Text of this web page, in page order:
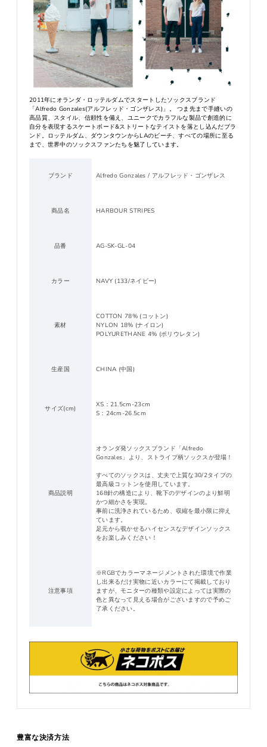
2011年にオランダ・ロッテルダムでスタートしたソックスブランド
「Alfredo Gonzales(アルフレッド・ゴンザレス)」。 つま先まで手縫いの
高品質、スタイル、信頼性を備え、ユニークでカラフルな製品で創造的に
自分を表現するスケートボード&ストリートなテイストを落とし込んだブラ
ンド。ロッテルダム、ダウンタウンからLAのビーチ、すべての場所に至る
まで、世界中のソックスファンたちを魅了しています。
ブランド Alfredo Gonzales / アルフレッド・ゴンザレス
商品名 HARBOUR STRIPES
品番 AG-SK-GL-04
カラー NAVY (133/ネイビー)
素材
COTTON 78% (コットン)
NYLON 18% (ナイロン)
POLYURETHANE 4% (ポリウレタン)
生産国 CHINA (中国)
サイズ(cm)
XS：21.5cm-23cm
S：24cm-26.5cm
商品説明
オランダ発ソックスブランド「Alfredo
Gonzales」より、ストライプ柄ソックスが登場！
すべてのソックスは、丈夫で上質な30/2タイプの
最高級コットンを使用しています。
168針の構造により、靴下のデザインのより鮮明
かつ細かさを実現。
事前に洗浄されているため、収縮を最小限に抑え
ています。
足元から覗かせるハイセンスなデザインソックス
をお楽しみください！
注意事項
※RGBでカラーマネージメントされた環境で作業
し出来るだけ実物に近いカラーにて掲載しており
ますが、モニターの種類や設定によっては実際の
色と異なって見える場合がございますので予めご
了承ください。
豊富な決済方法